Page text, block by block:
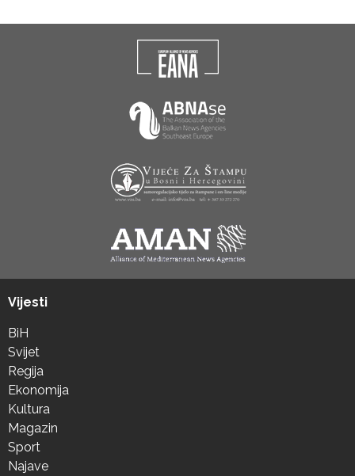
Vijesti
BiH
Svijet
Regija
Ekonomija
Kultura
Magazin
Sport
Najave